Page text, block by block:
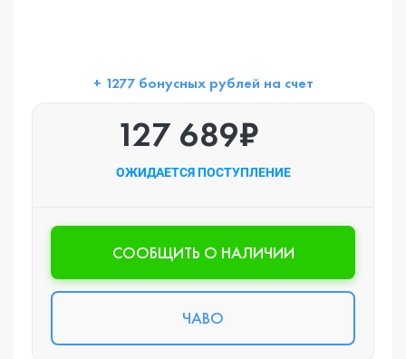
+ 1277 бонусных рублей на счет
127 689₽
ОЖИДАЕТСЯ ПОСТУПЛЕНИЕ
CООБЩИТЬ О НАЛИЧИИ
ЧАВО